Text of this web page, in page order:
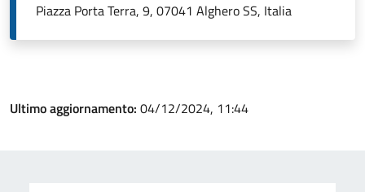
Piazza Porta Terra, 9, 07041 Alghero SS, Italia
Ultimo aggiornamento: 04/12/2024, 11:44